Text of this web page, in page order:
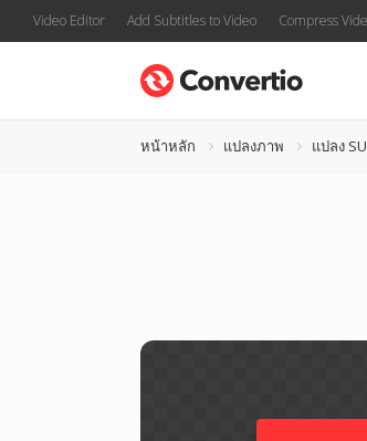
Video Editor Add Subtitles to Video Compress
หน้าหลัก แปลงภาพ แปลง